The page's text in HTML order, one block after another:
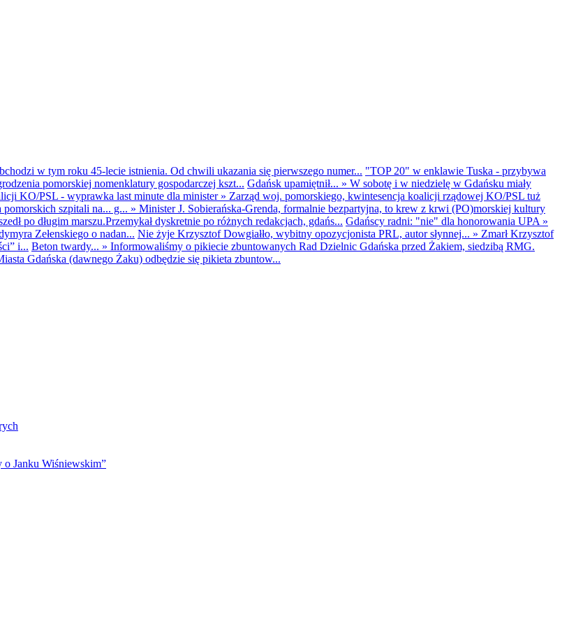
w tym roku 45-lecie istnienia. Od chwili ukazania się pierwszego numer... "TOP 20" w enklawie Tuska - przybywa
pomorskiej nomenklatury gospodarczej kszt... Gdańsk upamiętnił... » W sobotę i w niedzielę w Gdańsku miały
KO/PSL - wyprawka last minute dla minister» Zarząd woj. pomorskiego, kwintesencja koalicji rządowej KO/PSL tuż
szpitali na... g... » Minister J. Sobierańska-Grenda, formalnie bezpartyjna, to krew z krwi (PO)morskiej kultury
po długim marszu.Przemykał dyskretnie po różnych redakcjach, gdańs... Gdańscy radni: "nie" dla honorowania UPA »
Zełenskiego o nadan... Nie żyje Krzysztof Dowgiałło, wybitny opozycjonista PRL, autor słynnej... » Zmarł Krzysztof
i... Beton twardy... » Informowaliśmy o pikiecie zbuntowanych Rad Dzielnic Gdańska przed Żakiem, siedzibą RMG.
Gdańska (dawnego Żaku) odbędzie się pikieta zbuntow...
o Janku Wiśniewskim”